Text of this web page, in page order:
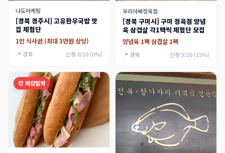
나도마케팅
[경북 경주시] 고유한우국밥 맛
집 체험단
1인 식사권 (최대 3만원 상당)
📍 경북 신청 0/10 (0%)
우리아빠정육점
[경북 구미시] 구미 정육점 양념
육 삼겹살 각1팩씩 체험단 모집
양념육 1팩 삼겹살 1팩
📍 경북 신청 3/20 (15%)
⏰ 마감임박